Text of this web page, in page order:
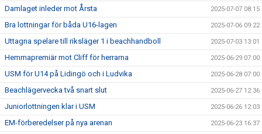
Damlaget inleder mot Årsta 2025-07-07 08:15
Bra lottningar för båda U16-lagen 2025-07-06 09:22
Uttagna spelare till riksläger 1 i beachhandboll 2025-07-03 13:01
Hemmapremiär mot Cliff för herrarna 2025-06-29 07:00
USM för U14 på Lidingö och i Ludvika 2025-06-28 07:00
Beachlägervecka två snart slut 2025-06-27 12:36
Juniorlottningen klar i USM 2025-06-26 12:03
EM-förberedelser på nya arenan 2025-06-23 16:37